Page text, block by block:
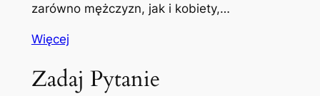
zarówno mężczyzn, jak i kobiety,…
Więcej
Zadaj Pytanie